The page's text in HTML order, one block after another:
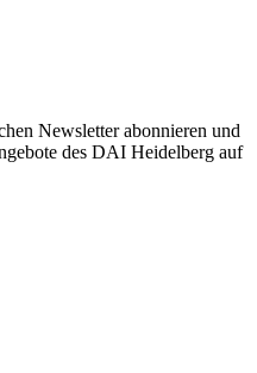
Newsletter abonnieren und
des DAI Heidelberg auf